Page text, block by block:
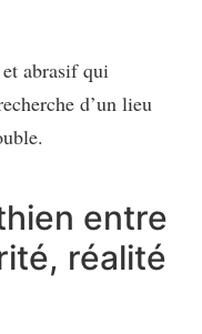
abrasif qui
d’un lieu
entre
réalité